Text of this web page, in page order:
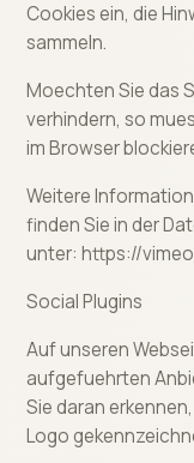
Cookies ein, die
sammeln.
Moechten Sie das
verhindern, so
im Browser
Weitere
finden Sie in der
unter: https://
Social Plugins
Auf unseren
aufgefuehrten
Sie daran
Logo